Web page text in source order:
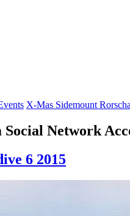
X-Mas Sidemount
Network
6 2015